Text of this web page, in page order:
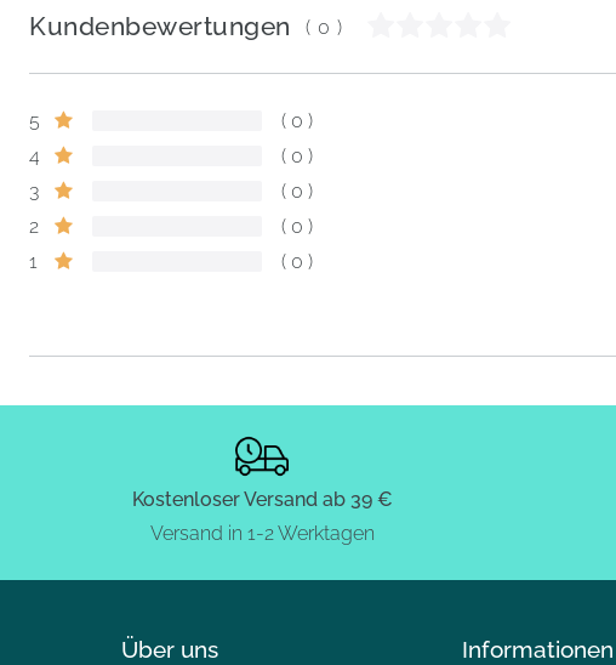
Kundenbewertungen (0)
5
0
4
0
3
0
2
0
1
0
Kostenloser Versand ab 39 €
Versand in 1-2 Werktagen
Über uns Informationen